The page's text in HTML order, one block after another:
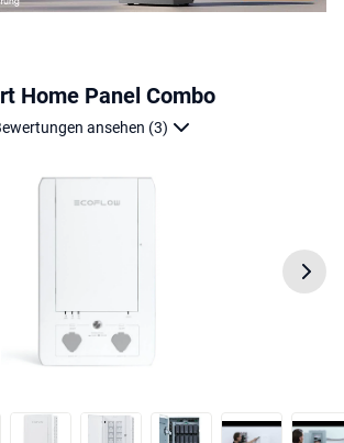
Home Panel Combo
ansehen (3)